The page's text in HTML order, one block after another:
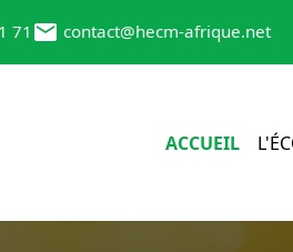
71 contact@hecm-afrique.net
ACCUEIL